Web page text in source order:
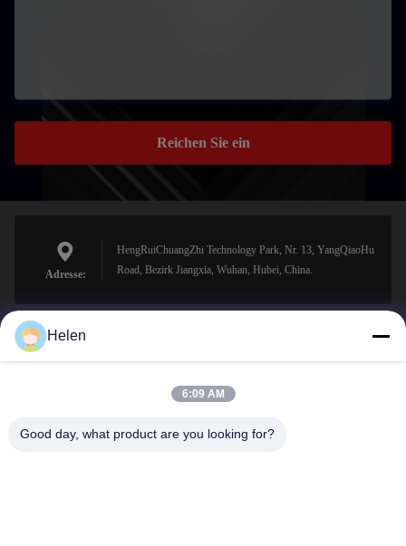
Reichen Sie ein
Adresse:
HengRuiChuangZhi Technology Park, Nr. 13, YangQiaoHu
Road, Bezirk Jiangxia, Wuhan, Hubei, China.
sales@perfectlaser.net
Helen
6:09 AM
Good day, what product are you looking for?